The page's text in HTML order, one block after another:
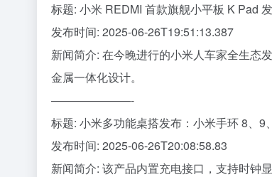
标题: 小米 REDMI 首款旗舰小平板 K Pad
发布时间: 2025-06-26T19:51:13.387
新闻简介: 在今晚进行的小米人车家全生态
金属一体化设计。
———————-
标题: 小米多功能桌搭发布：小米手环 8、9
发布时间: 2025-06-26T20:08:58.83
新闻简介: 该产品内置充电接口，支持时钟